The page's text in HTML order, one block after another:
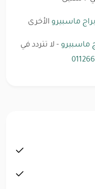
ماسبيرو الأخرى
ماسبيرو - لا تتردد في